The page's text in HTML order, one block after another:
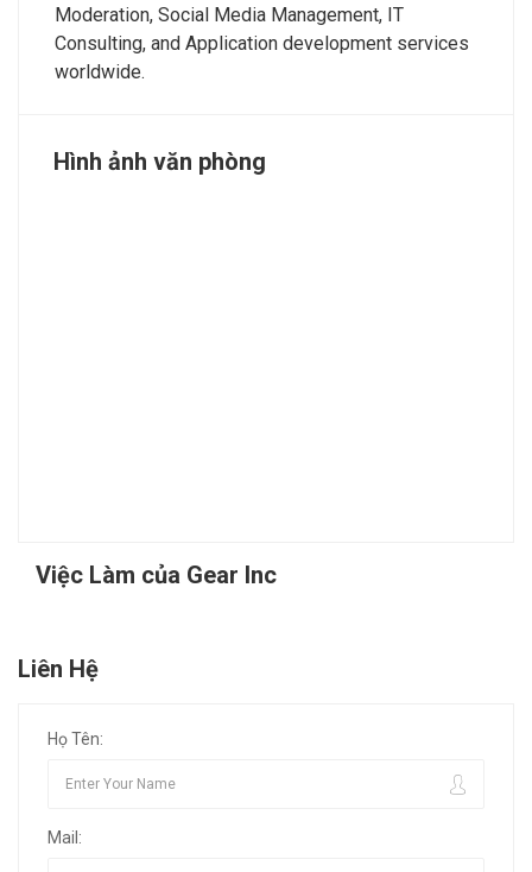
Moderation, Social Media Management, IT
Consulting, and Application development services
worldwide.
Hình ảnh văn phòng
Việc Làm của Gear Inc
Liên Hệ
Họ Tên:
Mail: